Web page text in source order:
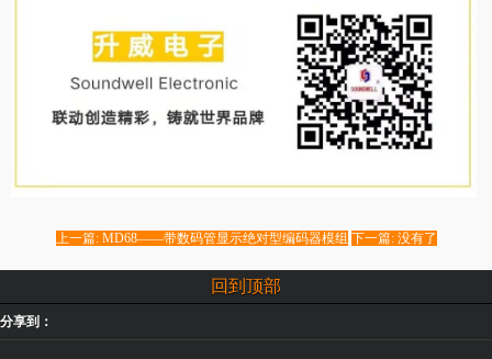
上一篇: MD68——带数码管显示绝对型编码器模组 下一篇: 没有了
回到顶部
分享到：